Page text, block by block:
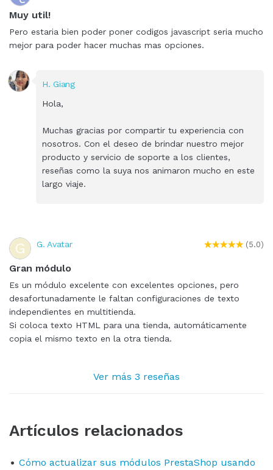
Muy util!
Pero estaria bien poder poner codigos javascript seria mucho
mejor para poder hacer muchas mas opciones.
H. Giang
Hola,
Muchas gracias por compartir tu experiencia con
nosotros. Con el deseo de brindar nuestro mejor
producto y servicio de soporte a los clientes,
reseñas como la suya nos animaron mucho en este
largo viaje.
G G. Avatar (5.0)
Gran módulo
Es un módulo excelente con excelentes opciones, pero
desafortunadamente le faltan configuraciones de texto
independientes en multitienda.
Si coloca texto HTML para una tienda, automáticamente
copia el mismo texto en la otra tienda.
Ver más 3 reseñas
Artículos relacionados
Cómo actualizar sus módulos PrestaShop usando